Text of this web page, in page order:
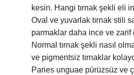
kesin. Hangi tırnak şekli eli
Oval ve yuvarlak tırnak stili
parmaklar daha ince ve zarif
Normal tırnak şekli nasıl
ve pigmentsiz tırnaklar
Paries unguae pürüzsüz ve